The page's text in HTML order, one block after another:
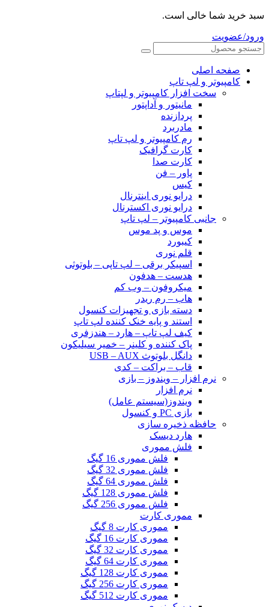
سبد خرید شما خالی است.
ورود/عضویت
صفحه اصلی
کامپیوتر و‌‌‌‌‌ لپ تاپ
سخت افزار کامپیوتر و لپتاپ
مانیتور و آداپتور
پردازنده
مادربرد
رم کامپیوتر و لپ تاپ
کارت گرافیک
کارت صدا
پاور – فن
کیس
درایو نوری اینترنال
درایو نوری اکسترنال
جانبی کامپیوتر – لپ تاپ
موس و پد موس
کیبورد
قلم نوری
اسپیکر برقی – لپ تاپی – بلوتوثی
هدست – هدفون
میکروفون – وب کم
هاب – رم ریدر
دسته بازی و تجهیزات کنسول
استند و پایه خنک کننده لپ تاپ
کیف لپ تاپ – هارد – هندزفری
پاک کننده و کلینر – خمیر سیلیکون
دانگل بلوتوث USB – AUX
قاب – براکت – کدی
نرم افزار – ویندوز – بازی
نرم افزار
ویندوز(سیستم عامل)
بازی PC و کنسول
حافظه ذخیره سازی
هارد دیسک
فلش مموری
فلش مموری 16 گیگ
فلش مموری 32 گیگ
فلش مموری 64 گیگ
فلش مموری 128 گیگ
فلش مموری 256 گیگ
مموری کارت
مموری کارت 8 گیگ
مموری کارت 16 گیگ
مموری کارت 32 گیگ
مموری کارت 64 گیگ
مموری کارت 128 گیگ
مموری کارت 256 گیگ
مموری کارت 512 گیگ